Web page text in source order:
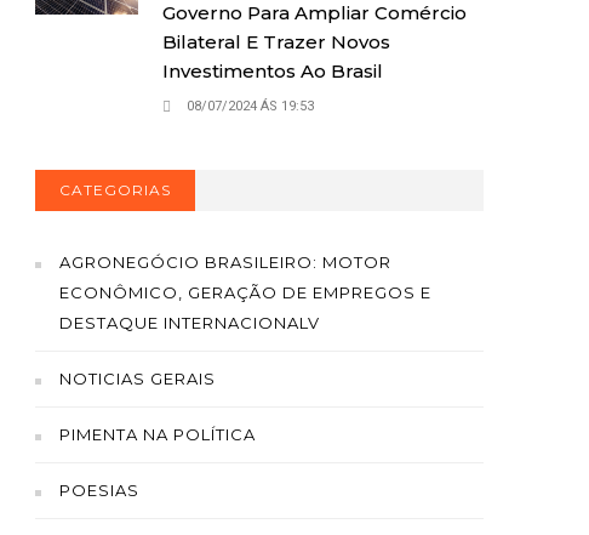
Governo Para Ampliar Comércio
Bilateral E Trazer Novos
Investimentos Ao Brasil
08/07/2024 ÁS 19:53
CATEGORIAS
AGRONEGÓCIO BRASILEIRO: MOTOR
ECONÔMICO, GERAÇÃO DE EMPREGOS E
DESTAQUE INTERNACIONALV
NOTICIAS GERAIS
PIMENTA NA POLÍTICA
POESIAS